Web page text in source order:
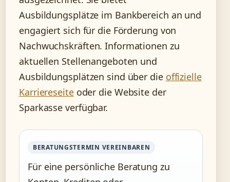
Ausbildungsplätze im Bankbereich an und
engagiert sich für die Förderung von
Nachwuchskräften. Informationen zu
aktuellen Stellenangeboten und
Ausbildungsplätzen sind über die offizielle
Karriereseiteoder die Website der
Sparkasse verfügbar.
BERATUNGSTERMIN VEREINBAREN
Für eine persönliche Beratung zu